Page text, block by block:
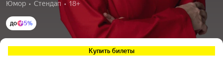
Юмор  •  Стендап  •  18+
до 5%
Купить билеты